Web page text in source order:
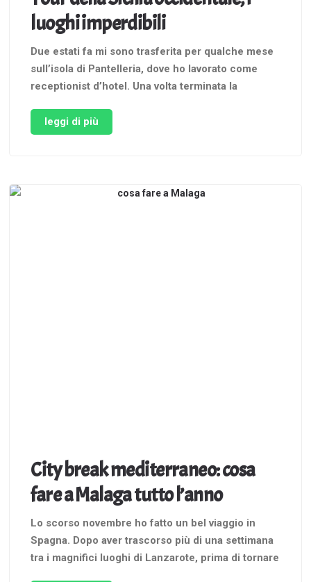
luoghi imperdibili
Due estati fa mi sono trasferita per qualche mese
sull’isola di Pantelleria, dove ho lavorato come
receptionist d’hotel. Una volta terminata la
continuare a viaggiare concentrandomi
soprattutto sulla provincia di Trapani. Le cose
leggi di più
City break mediterraneo: cosa
fare a Malaga tutto l’anno
Lo scorso novembre ho fatto un bel viaggio in
Spagna. Dopo aver trascorso più di una settimana
tra i magnifici luoghi di Lanzarote, prima di tornare